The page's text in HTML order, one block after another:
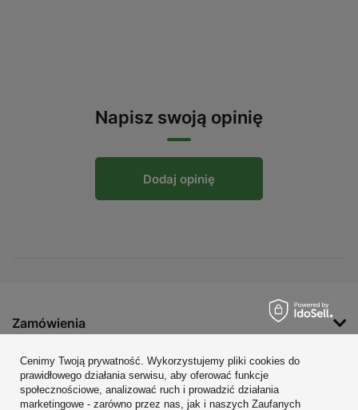
Napisz swoją opinię
Dodaj opinię
Zamówienia
Regulaminy
Cenimy Twoją prywatność. Wykorzystujemy pliki cookies do
prawidłowego działania serwisu, aby oferować funkcje
społecznościowe, analizować ruch i prowadzić działania
marketingowe - zarówno przez nas, jak i naszych Zaufanych